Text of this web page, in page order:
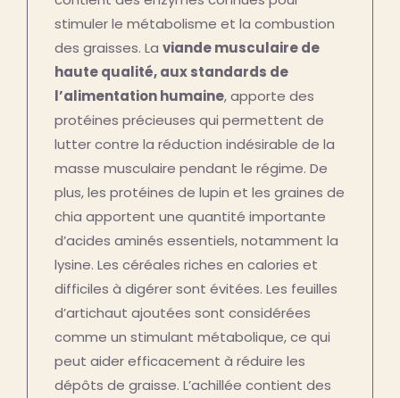
stimuler le métabolisme et la combustion
des graisses. La viande musculaire de
haute qualité, aux standards de
l’alimentation humaine, apporte des
protéines précieuses qui permettent de
lutter contre la réduction indésirable de la
masse musculaire pendant le régime. De
plus, les protéines de lupin et les graines de
chia apportent une quantité importante
d’acides aminés essentiels, notamment la
lysine. Les céréales riches en calories et
difficiles à digérer sont évitées. Les feuilles
d’artichaut ajoutées sont considérées
comme un stimulant métabolique, ce qui
peut aider efficacement à réduire les
dépôts de graisse. L’achillée contient des